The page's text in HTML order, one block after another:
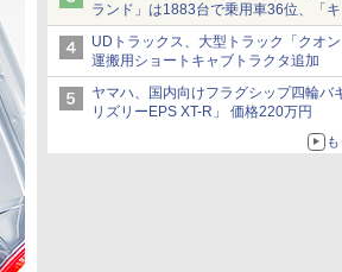
ランド」は1883台で乗用車36位、「
は2591台で27位に
UDトラックス、大型トラック「クオ
運搬用ショートキャブトラクタ追加
ヤマハ、国内向けフラグシップ四輪バ
リズリーEPS XT-R」 価格220万円